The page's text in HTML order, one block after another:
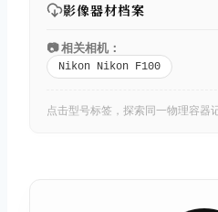
影像器材档案
📷 相关相机：
Nikon Nikon F100
点击型号标签，探索同一物理容器